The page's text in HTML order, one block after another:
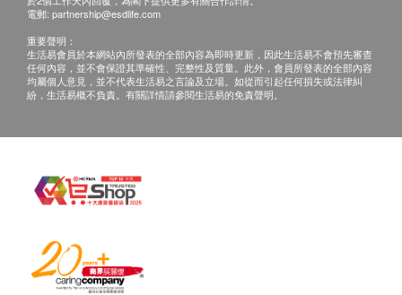
電郵: partnership@esdlife.com
重要聲明：
生活易會員於本網站內所發表的全部內容為即時更新，因此生活易不會預先審查
任何內容，並不會保證其準確性、完整性及質量。此外，會員所發表的全部內容
均屬個人意見，並不代表生活易之言論及立場。如從而引起任何損失或法律糾
紛，生活易概不負責。有關詳情請參閱生活易的免責聲明。